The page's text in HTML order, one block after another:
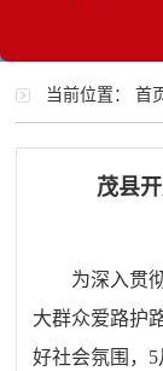
当前位置：首
茂县
为深入贯
大群众爱路护
好社会氛围，